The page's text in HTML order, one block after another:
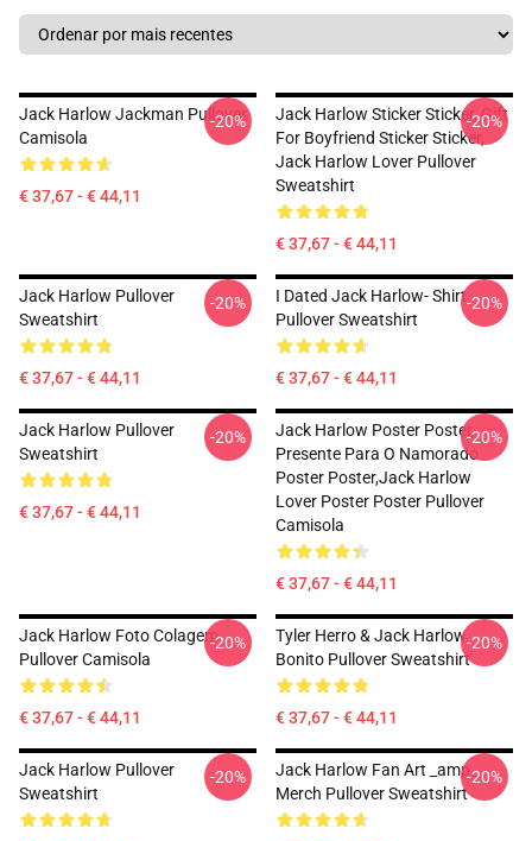
Jack Harlow Jackman Pullover
Camisola
€ 37,67 - € 44,11
-20%
Jack Harlow Sticker Sticker, Gift
For Boyfriend Sticker Sticker,
Jack Harlow Lover Pullover
Sweatshirt
€ 37,67 - € 44,11
-20%
Jack Harlow Pullover
Sweatshirt
€ 37,67 - € 44,11
-20%
I Dated Jack Harlow- Shirt
Pullover Sweatshirt
€ 37,67 - € 44,11
-20%
Jack Harlow Pullover
Sweatshirt
€ 37,67 - € 44,11
-20%
Jack Harlow Poster Poster,
Presente Para O Namorado
Poster Poster,Jack Harlow
Lover Poster Poster Pullover
Camisola
€ 37,67 - € 44,11
-20%
Jack Harlow Foto Colagem
Pullover Camisola
€ 37,67 - € 44,11
-20%
Tyler Herro & Jack Harlow
Bonito Pullover Sweatshirt
€ 37,67 - € 44,11
-20%
Jack Harlow Pullover
Sweatshirt
-20%
Jack Harlow Fan Art _amp_
Merch Pullover Sweatshirt
-20%